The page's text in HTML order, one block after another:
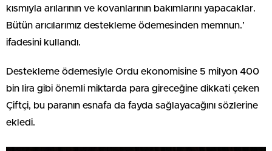
kısmıyla arılarının ve kovanlarının bakımlarını yapacaklar.
Bütün arıcılarımız destekleme ödemesinden memnun.’
ifadesini kullandı.
Destekleme ödemesiyle Ordu ekonomisine 5 milyon 400
bin lira gibi önemli miktarda para gireceğine dikkati çeken
Çiftçi, bu paranın esnafa da fayda sağlayacağını sözlerine
ekledi.